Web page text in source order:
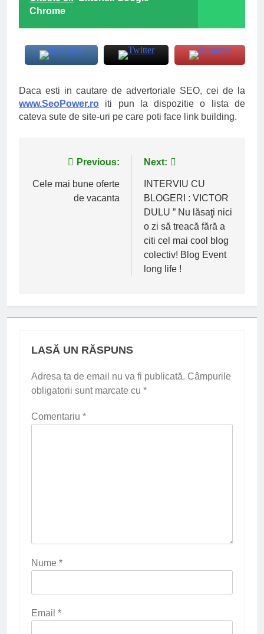
Chrome
Daca esti in cautare de advertoriale SEO, cei de la
www.SeoPower.ro iti pun la dispozitie o lista de
cateva sute de site-uri pe care poti face link building.
Navigare
în
Previous:
Cele mai bune oferte
de vacanta
Next:
INTERVIU CU
BLOGERI : VICTOR
DULU ” Nu lăsaţi nici
o zi să treacă fără a
citi cel mai cool blog
colectiv! Blog Event
long life !
LASĂ UN RĂSPUNS
Adresa ta de email nu va fi publicată. Câmpurile
obligatorii sunt marcate cu *
Comentariu *
Nume *
Email *